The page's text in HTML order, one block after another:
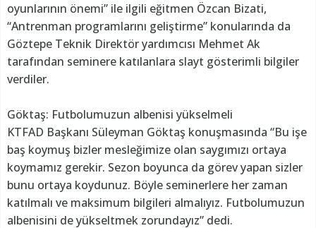
oyunlarının önemi” ile ilgili eğitmen Özcan Bizati,
“Antrenman programlarını geliştirme” konularında da
Göztepe Teknik Direktör yardımcısı Mehmet Ak
tarafından seminere katılanlara slayt gösterimli bilgiler
verdiler.
Göktaş: Futbolumuzun albenisi yükselmeli
KTFAD Başkanı Süleyman Göktaş konuşmasında “Bu işe
baş koymuş bizler mesleğimize olan saygımızı ortaya
koymamız gerekir. Sezon boyunca da görev yapan sizler
bunu ortaya koydunuz. Böyle seminerlere her zaman
katılmalı ve maksimum bilgileri almalıyız. Futbolumuzun
albenisini de yükseltmek zorundayız” dedi.